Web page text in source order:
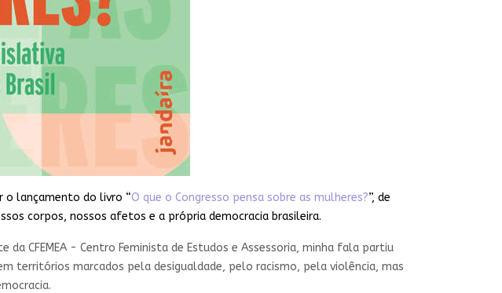
o lançamento do livro “O que o Congresso pensa sobre as mulheres?”, de
corpos, nossos afetos e a própria democracia brasileira.
CFEMEA - Centro Feminista de Estudos e Assessoria, minha fala partiu
territórios marcados pela desigualdade, pelo racismo, pela violência, mas